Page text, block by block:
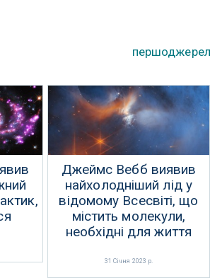
Джеймс Вебб виявив
найхолодніший лід у
відомому Всесвіті, що
містить молекули,
необхідні для життя
31 Січня 2023 р.